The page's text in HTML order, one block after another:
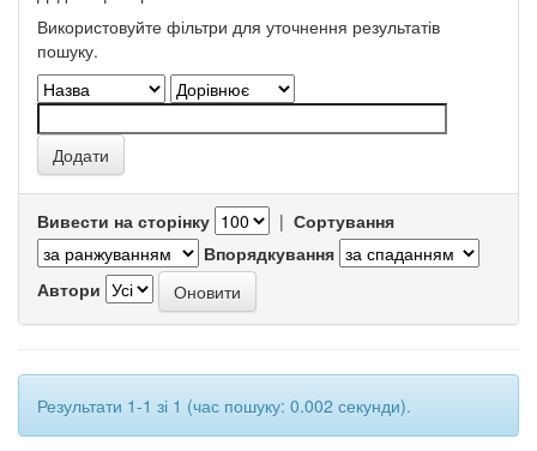
Використовуйте фільтри для уточнення результатів
пошуку.
Вивести на сторінку | Сортування
Впорядкування
Автори
Результати 1-1 зі 1 (час пошуку: 0.002 секунди).